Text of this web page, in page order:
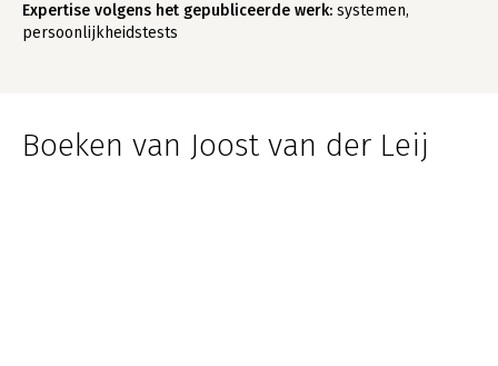
Expertise volgens het gepubliceerde werk: systemen,
persoonlijkheidstests
Boeken van Joost van der Leij